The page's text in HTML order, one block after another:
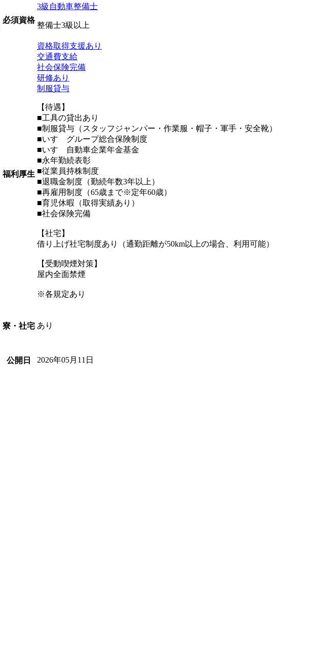
必須資格
3級自動車整備士
整備士3級以上
福利厚生
資格取得支援あり
交通費支給
社会保険完備
研修あり
制服貸与
【待遇】
■工具の貸出あり
■制服貸与（スタッフジャンパー・作業服・帽子・軍手・安全靴）
■いすゞグループ総合保険制度
■いすゞ自動車企業年金基金
■永年勤続表彰
■従業員持株制度
■退職金制度（勤続年数3年以上）
■再雇用制度（65歳まで※定年60歳）
■育児休暇（取得実績あり）
■社会保険完備
【社宅】
借り上げ社宅制度あり（通勤距離が50km以上の場合、利用可能）
【受動喫煙対策】
屋内全面禁煙
※各規定あり
寮・社宅 あり
公開日 2026年05月11日